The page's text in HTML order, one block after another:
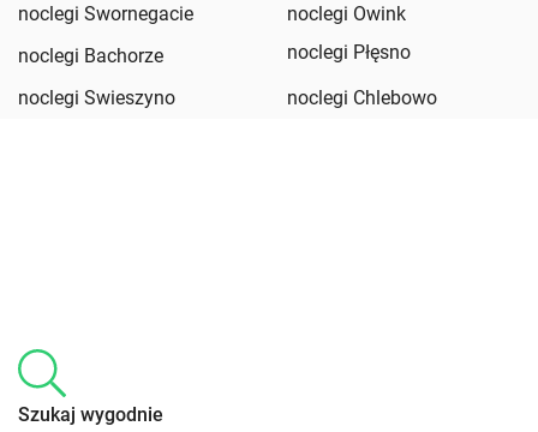
noclegi Swornegacie
noclegi Owink
noclegi Bachorze
noclegi Płęsno
noclegi Swieszyno
noclegi Chlebowo
Szukaj wygodnie